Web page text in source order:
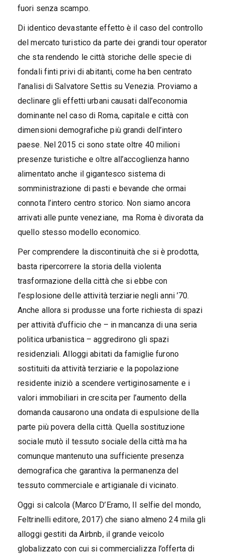
fuori senza scampo.
Di identico devastante effetto è il caso del controllo
del mercato turistico da parte dei grandi tour operator
che sta rendendo le città storiche delle specie di
fondali finti privi di abitanti, come ha ben centrato
l’analisi di Salvatore Settis su Venezia. Proviamo a
declinare gli effetti urbani causati dall’economia
dominante nel caso di Roma, capitale e città con
dimensioni demografiche più grandi dell’intero
paese. Nel 2015 ci sono state oltre 40 milioni
presenze turistiche e oltre all’accoglienza hanno
alimentato anche il gigantesco sistema di
somministrazione di pasti e bevande che ormai
connota l’intero centro storico. Non siamo ancora
arrivati alle punte veneziane, ma Roma è divorata da
quello stesso modello economico.
Per comprendere la discontinuità che si è prodotta,
basta ripercorrere la storia della violenta
trasformazione della città che si ebbe con
l’esplosione delle attività terziarie negli anni ’70.
Anche allora si produsse una forte richiesta di spazi
per attività d’ufficio che – in mancanza di una seria
politica urbanistica – aggredirono gli spazi
residenziali. Alloggi abitati da famiglie furono
sostituiti da attività terziarie e la popolazione
residente iniziò a scendere vertiginosamente e i
valori immobiliari in crescita per l’aumento della
domanda causarono una ondata di espulsione della
parte più povera della città. Quella sostituzione
sociale mutò il tessuto sociale della città ma ha
comunque mantenuto una sufficiente presenza
demografica che garantiva la permanenza del
tessuto commerciale e artigianale di vicinato.
Oggi si calcola (Marco D’Eramo, Il selfie del mondo,
Feltrinelli editore, 2017) che siano almeno 24 mila gli
alloggi gestiti da Airbnb, il grande veicolo
globalizzato con cui si commercializza l’offerta di